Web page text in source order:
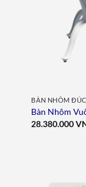
BÀN NHÔM ĐÚC
Bàn Nhôm
28.380.000